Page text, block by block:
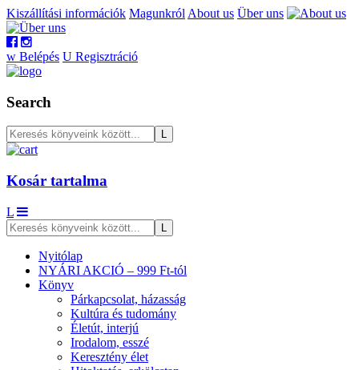
Kiszállítási információk Magunkról About us Über uns
w Belépés U Regisztráció
Search
Kosár tartalma
L
Nyitólap
NYÁRI AKCIÓ – 999 Ft-tól
Könyv
Párkapcsolat, házasság
Kultúra és tudomány
Életút, interjú
Irodalom, esszé
Keresztény élet